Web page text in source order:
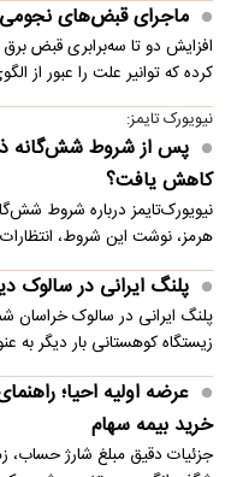
ماجرای قبض‌های
افزایش دو تا سه‌برابری قبض
کرده که توانیر علت را عبور از
نیویورک تایمز:
پس از شروط شش‌گانه
کاهش یافت؟
نیویورک‌تایمز درباره شروط
هرمز، نوشت این شروط، انتظارات
پلنگ ایرانی در سالوک
پلنگ ایرانی در سالوک خراسان
زیستگاه کوهستانی بار دیگر به
عرضه اولیه احیا؛
خرید بیمه سهام
جزئیات دقیق مبلغ شارژ حساب،